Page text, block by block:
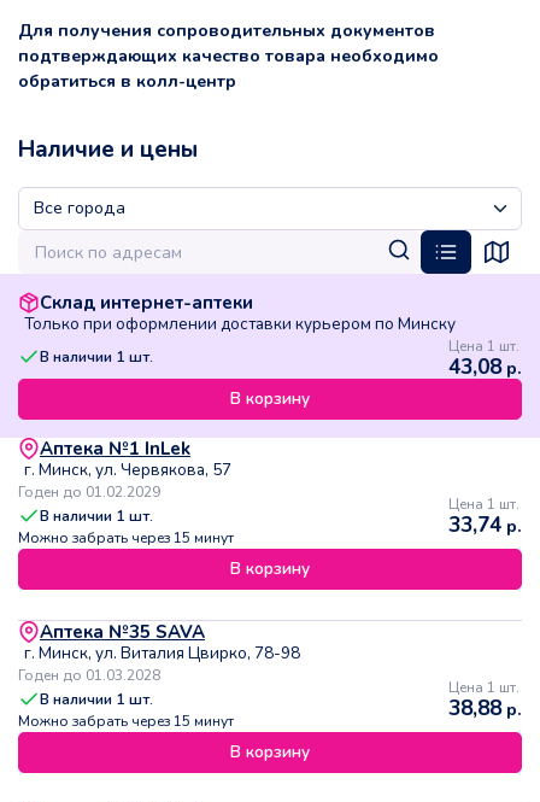
Для получения сопроводительных документов
подтверждающих качество товара необходимо
обратиться в колл-центр
Наличие и цены
Склад интернет-аптеки
Только при оформлении доставки курьером по Минску
В наличии 1 шт. Цена 1 шт.
43,08р.
В корзину
Аптека №1 InLek
г. Минск, ул. Червякова, 57
Годен до 01.02.2029
В наличии 1 шт.
Можно забрать через 15 минут
Цена 1 шт.
33,74 р.
В корзину
Аптека №35 SAVA
г. Минск, ул. Виталия Цвирко, 78-98
Годен до 01.03.2028
В наличии 1 шт.
Можно забрать через 15 минут
Цена 1 шт.
38,88р.
В корзину